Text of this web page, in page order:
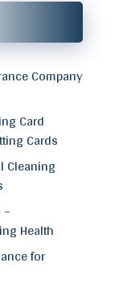
Company
Card
Cards
Cleaning
Health
for